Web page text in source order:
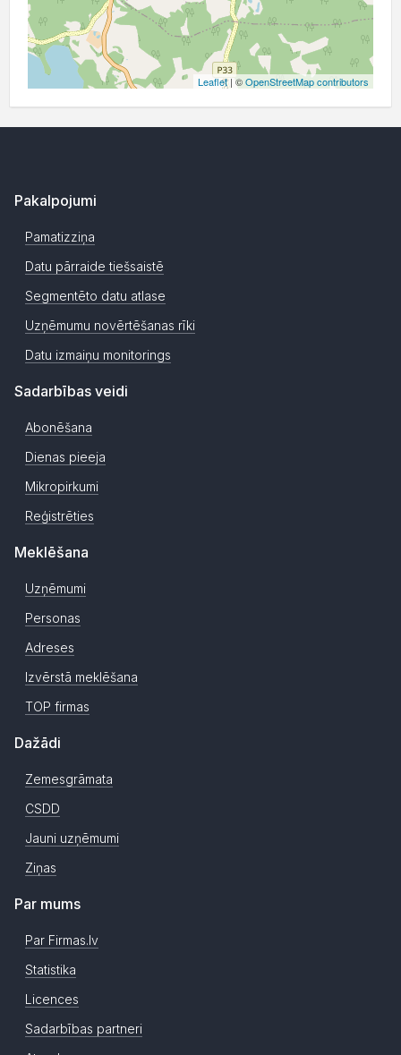
Leaflet| ©OpenStreetMap contributors
Pakalpojumi
Pamatizziņa
Datu pārraide tiešsaistē
Segmentēto datu atlase
Uzņēmumu novērtēšanas rīki
Datu izmaiņu monitorings
Sadarbības veidi
Abonēšana
Dienas pieeja
Mikropirkumi
Reģistrēties
Meklēšana
Uzņēmumi
Personas
Adreses
Izvērstā meklēšana
TOP firmas
Dažādi
Zemesgrāmata
CSDD
Jauni uzņēmumi
Ziņas
Par mums
Par Firmas.lv
Statistika
Licences
Sadarbības partneri